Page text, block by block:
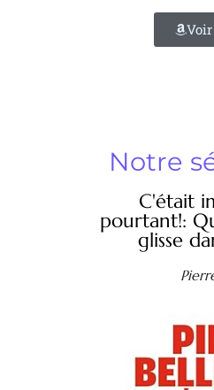
Notre
C'était
pourtant!:
glisse